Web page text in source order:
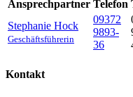
Ansprechpartner Telefon
Stephanie Hock
Geschäftsführerin
09372
9893-
36
Kontakt